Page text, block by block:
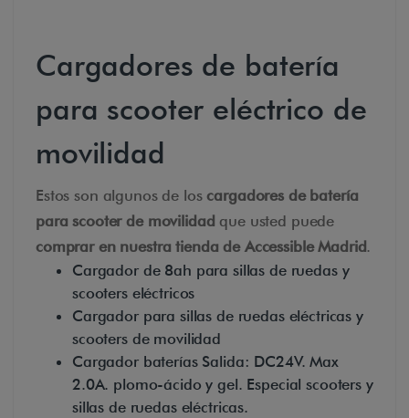
Cargadores de batería
para scooter eléctrico de
movilidad
Estos son algunos de los cargadores de batería
para scooter de movilidad que usted puede
comprar en nuestra tienda de Accessible Madrid .
Cargador de 8ah para sillas de ruedas y
scooters eléctricos
Cargador para sillas de ruedas eléctricas y
scooters de movilidad
Cargador baterías Salida: DC24V. Max
2.0A. plomo-ácido y gel. Especial scooters y
sillas de ruedas eléctricas.